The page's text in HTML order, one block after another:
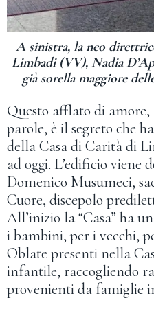
A sinistra, la neo
Limbadi (VV), Nadia
già sorella maggiore
Questo afflato di
parole, è il segreto che
della Casa di Carità di
ad oggi. L’edificio viene
Domenico Musumeci,
Cuore, discepolo
All’inizio la “Casa” ha
i bambini, per i vecchi,
Oblate presenti nella
infantile, raccogliendo
provenienti da famiglie